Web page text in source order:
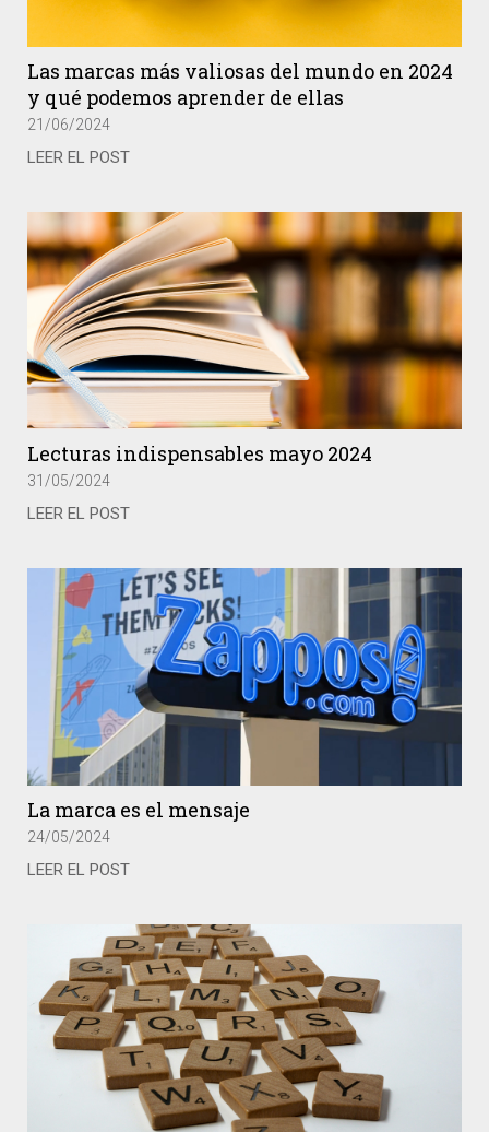
Las marcas más valiosas del mundo en 2024
y qué podemos aprender de ellas
21/06/2024
LEER EL POST
Lecturas indispensables mayo 2024
31/05/2024
LEER EL POST
La marca es el mensaje
24/05/2024
LEER EL POST